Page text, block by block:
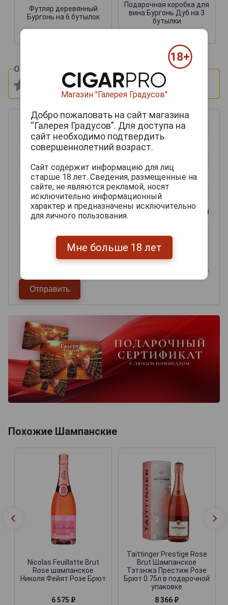
Футляр деревянный
Бургонь на 6 бутылок
Подарочная коробка для
вина Бургонь Дуб на 3
бутылки
Оцените и напишите отзыв:
0из 2000 знаков
Похожие Шампанские
Nicolas Feuillatte Brut
Rose шампанское
Николя Фейят Розе Брют
6 575 ₽
Taittinger Prestige Rose
Brut Шампанское
Тэтэнжэ Престиж Розе
Брют 0.75л в подарочной
упаковке
8 366 ₽
Магазин "Галерея Градусов"
Добро пожаловать на сайт магазина
“Галерея Градусов”. Для доступа на
сайт необходимо подтвердить
совершеннолетний возраст.
Сайт содержит информацию для лиц
старше 18 лет. Сведения, размещенные на
сайте, не являются рекламой, носят
исключительно информационный
характер и предназначены исключительно
для личного пользования.
Мне больше 18 лет